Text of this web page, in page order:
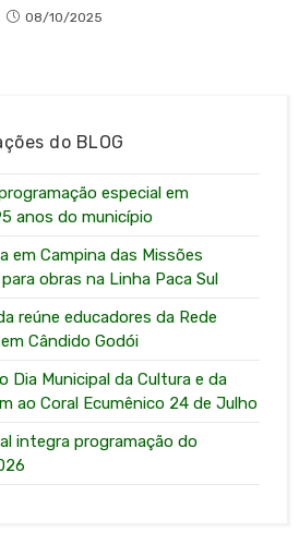
08/10/2025
do BLOG
especial em
anos do município
em Campina das Missões
obras na Linha Paca Sul
reúne educadores da Rede
Cândido Godói
Dia Municipal da Cultura e da
ao Coral Ecumênico 24 de Julho
integra programação do